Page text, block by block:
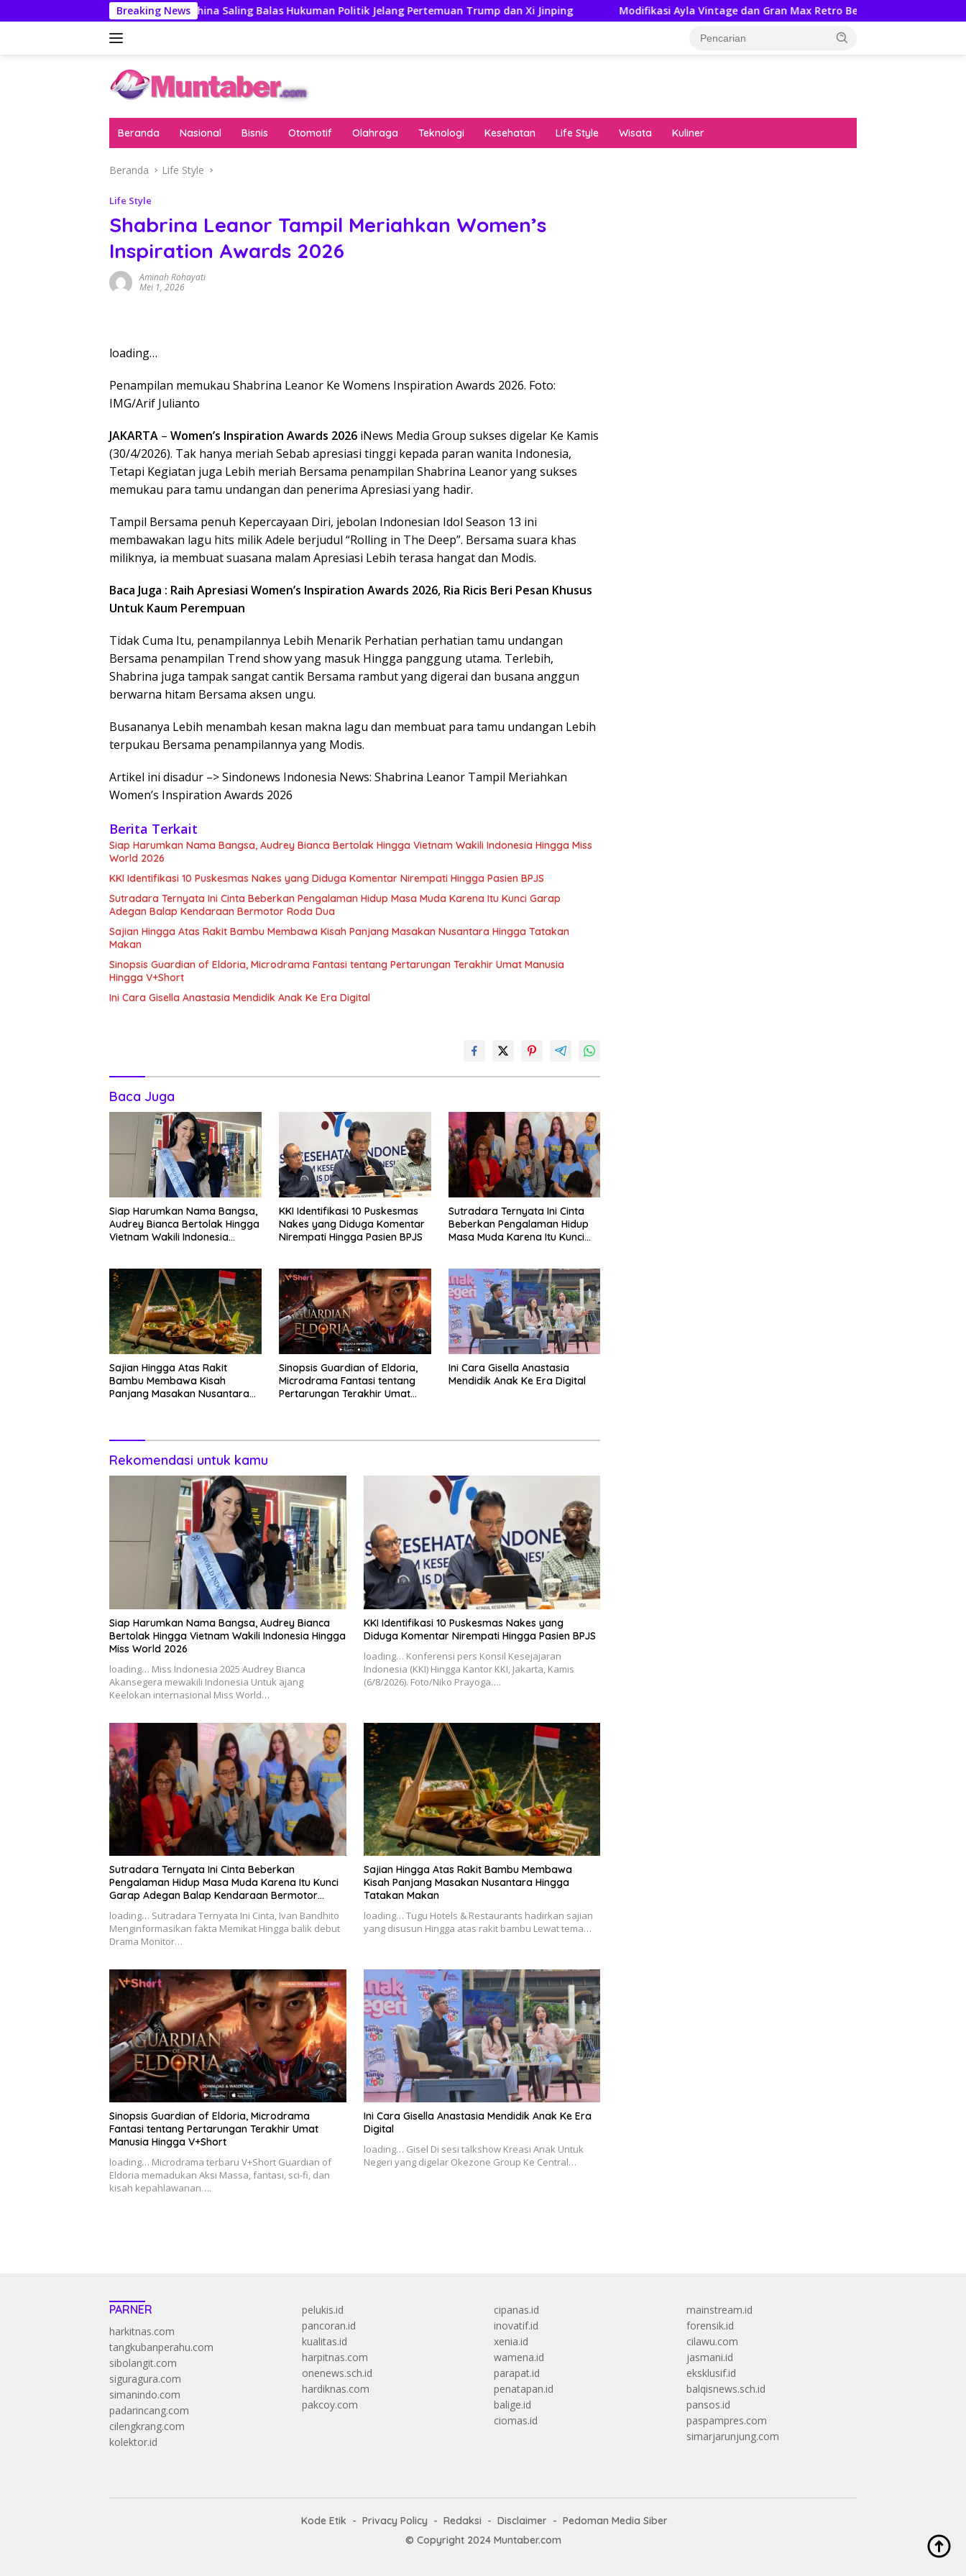
ke
Breaking News
AS-China Saling Balas Hukuman Politik Jelang Pertemuan Trump dan Xi Jinping Modifikasi Ayla Vintage dan Gran Max Retro Bersama Sebab Itu Hadiah Undian
Beranda Nasional Bisnis Otomotif Olahraga Teknologi Kesehatan Life Style Wisata Kuliner
Beranda Life Style
Life Style
Shabrina Leanor Tampil Meriahkan Women’s
Inspiration Awards 2026
Aminah Rohayati
Mei 1, 2026
loading…
Penampilan memukau Shabrina Leanor Ke Womens Inspiration Awards 2026. Foto:
IMG/Arif Julianto
JAKARTA – Women’s Inspiration Awards 2026 iNews Media Group sukses digelar Ke Kamis
(30/4/2026). Tak hanya meriah Sebab apresiasi tinggi kepada paran wanita Indonesia,
Tetapi Kegiatan juga Lebih meriah Bersama penampilan Shabrina Leanor yang sukses
memukau para tamu undangan dan penerima Apresiasi yang hadir.
Tampil Bersama penuh Kepercayaan Diri, jebolan Indonesian Idol Season 13 ini
membawakan lagu hits milik Adele berjudul “Rolling in The Deep”. Bersama suara khas
miliknya, ia membuat suasana malam Apresiasi Lebih terasa hangat dan Modis.
Baca Juga : Raih Apresiasi Women’s Inspiration Awards 2026, Ria Ricis Beri Pesan Khusus
Untuk Kaum Perempuan
Tidak Cuma Itu, penampilannya Lebih Menarik Perhatian perhatian tamu undangan
Bersama penampilan Trend show yang masuk Hingga panggung utama. Terlebih,
Shabrina juga tampak sangat cantik Bersama rambut yang digerai dan busana anggun
berwarna hitam Bersama aksen ungu.
Busananya Lebih menambah kesan makna lagu dan membuat para tamu undangan Lebih
terpukau Bersama penampilannya yang Modis.
Artikel ini disadur –> Sindonews Indonesia News: Shabrina Leanor Tampil Meriahkan
Women’s Inspiration Awards 2026
Berita Terkait
Siap Harumkan Nama Bangsa, Audrey Bianca Bertolak Hingga Vietnam Wakili Indonesia Hingga Miss
World 2026
KKI Identifikasi 10 Puskesmas Nakes yang Diduga Komentar Nirempati Hingga Pasien BPJS
Sutradara Ternyata Ini Cinta Beberkan Pengalaman Hidup Masa Muda Karena Itu Kunci Garap
Adegan Balap Kendaraan Bermotor Roda Dua
Sajian Hingga Atas Rakit Bambu Membawa Kisah Panjang Masakan Nusantara Hingga Tatakan
Makan
Sinopsis Guardian of Eldoria, Microdrama Fantasi tentang Pertarungan Terakhir Umat Manusia
Hingga V+Short
Ini Cara Gisella Anastasia Mendidik Anak Ke Era Digital
Baca Juga
Siap Harumkan Nama Bangsa,
Audrey Bianca Bertolak Hingga
Vietnam Wakili Indonesia
KKI Identifikasi 10 Puskesmas
Nakes yang Diduga Komentar
Nirempati Hingga Pasien BPJS
Sutradara Ternyata Ini Cinta
Beberkan Pengalaman Hidup
Masa Muda Karena Itu Kunci
Dua
Sajian Hingga Atas Rakit
Bambu Membawa Kisah
Panjang Masakan Nusantara
Sinopsis Guardian of Eldoria,
Microdrama Fantasi tentang
Pertarungan Terakhir Umat
Ini Cara Gisella Anastasia
Mendidik Anak Ke Era Digital
Rekomendasi untuk kamu
Siap Harumkan Nama Bangsa, Audrey Bianca
Bertolak Hingga Vietnam Wakili Indonesia Hingga
Miss World 2026
loading… Miss Indonesia 2025 Audrey Bianca
Akansegera mewakili Indonesia Untuk ajang
Keelokan internasional Miss World…
KKI Identifikasi 10 Puskesmas Nakes yang
Diduga Komentar Nirempati Hingga Pasien BPJS
loading… Konferensi pers Konsil Kesejajaran
Indonesia (KKI) Hingga Kantor KKI, Jakarta, Kamis
(6/8/2026). Foto/Niko Prayoga….
Sutradara Ternyata Ini Cinta Beberkan
Pengalaman Hidup Masa Muda Karena Itu Kunci
Garap Adegan Balap Kendaraan Bermotor
loading… Sutradara Ternyata Ini Cinta, Ivan Bandhito
Menginformasikan fakta Memikat Hingga balik debut
Drama Monitor…
Sajian Hingga Atas Rakit Bambu Membawa
Kisah Panjang Masakan Nusantara Hingga
Tatakan Makan
loading… Tugu Hotels & Restaurants hadirkan sajian
yang disusun Hingga atas rakit bambu Lewat tema…
Sinopsis Guardian of Eldoria, Microdrama
Fantasi tentang Pertarungan Terakhir Umat
Manusia Hingga V+Short
loading… Microdrama terbaru V+Short Guardian of
Eldoria memadukan Aksi Massa, fantasi, sci-fi, dan
kisah kepahlawanan….
Ini Cara Gisella Anastasia Mendidik Anak Ke Era
Digital
loading… Gisel Di sesi talkshow Kreasi Anak Untuk
Negeri yang digelar Okezone Group Ke Central…
PARNER
harkitnas.com
tangkubanperahu.com
sibolangit.com
siguragura.com
simanindo.com
padarincang.com
cilengkrang.com
kolektor.id
pelukis.id
pancoran.id
kualitas.id
harpitnas.com
onenews.sch.id
hardiknas.com
pakcoy.com
cipanas.id
inovatif.id
xenia.id
wamena.id
parapat.id
penatapan.id
balige.id
ciomas.id
mainstream.id
forensik.id
cilawu.com
jasmani.id
eksklusif.id
balqisnews.sch.id
pansos.id
paspampres.com
simarjarunjung.com
Kode Etik Privacy Policy Redaksi Disclaimer
Pedoman Media Siber
© Copyright 2024 Muntaber.com